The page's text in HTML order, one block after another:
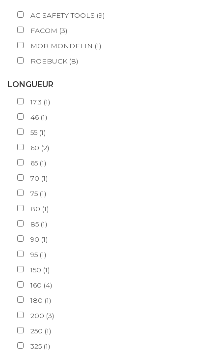
AC SAFETY TOOLS (9)
FACOM (3)
MOB MONDELIN (1)
ROEBUCK (8)
LONGUEUR
17.3 (1)
46 (1)
55 (1)
60 (2)
65 (1)
70 (1)
75 (1)
80 (1)
85 (1)
90 (1)
95 (1)
150 (1)
160 (4)
180 (1)
200 (3)
250 (1)
325 (1)